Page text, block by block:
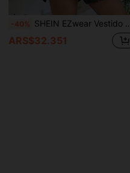
-40% SHEIN EZwear Vestido de fiesta elegante con ajuste de cintura, parches de malla y volantes para mujer de talla grande
ARS$32.351